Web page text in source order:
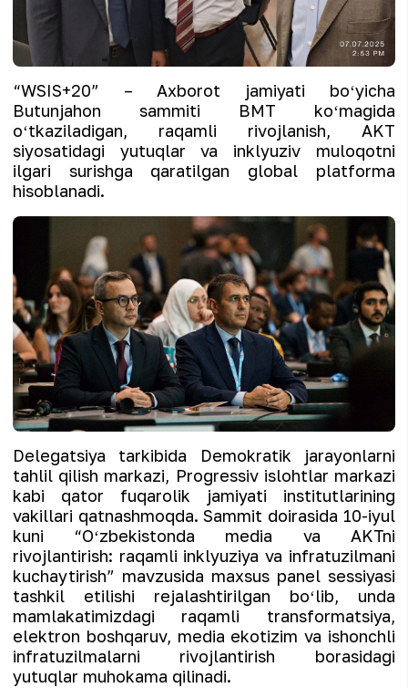
“WSIS+20” – Axborot jamiyati boʻyicha
Butunjahon sammiti BMT koʻmagida
oʻtkaziladigan, raqamli rivojlanish, AKT
siyosatidagi yutuqlar va inklyuziv muloqotni
ilgari surishga qaratilgan global platforma
hisoblanadi.
Delegatsiya tarkibida Demokratik jarayonlarni
tahlil qilish markazi, Progressiv islohtlar markazi
kabi qator fuqarolik jamiyati institutlarining
vakillari qatnashmoqda. Sammit doirasida 10-iyul
kuni “Oʻzbekistonda media va AKTni
rivojlantirish: raqamli inklyuziya va infratuzilmani
kuchaytirish” mavzusida maxsus panel sessiyasi
tashkil etilishi rejalashtirilgan boʻlib, unda
mamlakatimizdagi raqamli transformatsiya,
elektron boshqaruv, media ekotizim va ishonchli
infratuzilmalarni rivojlantirish borasidagi
yutuqlar muhokama qilinadi.